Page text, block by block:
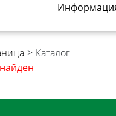
> Каталог